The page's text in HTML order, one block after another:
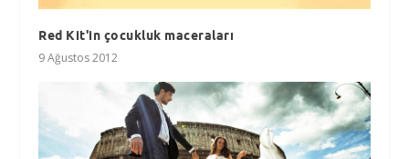
Red Kit'in çocukluk maceraları
9 Ağustos 2012